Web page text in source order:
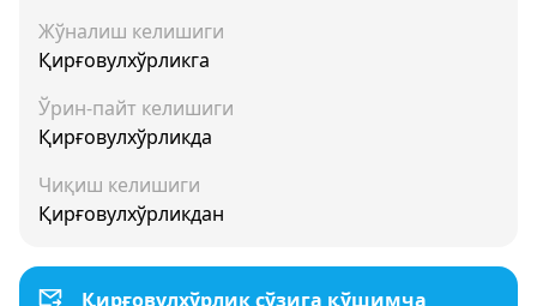
Жўналиш келишиги
Қирғовулхўрликга
Ўрин-пайт келишиги
Қирғовулхўрликда
Чиқиш келишиги
Қирғовулхўрликдан
Қирғовулхўрлик сўзига қўшимча